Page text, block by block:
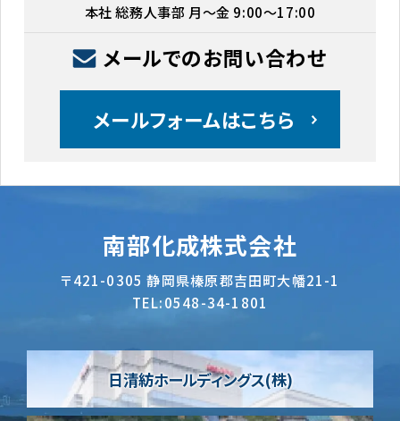
本社 総務人事部 月〜金 9:00〜17:00
メールでのお問い合わせ
メールフォームはこちら
日清紡ホールディングス(株)
南部化成株式会社
〒421-0305 静岡県榛原郡吉田町大幡21-1
TEL:0548-34-1801